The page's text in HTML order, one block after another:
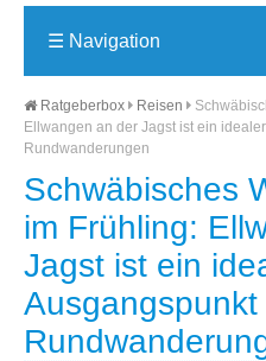
☰ Navigation
Ratgeberbox Reisen
Ellwangen an der Jagst ist ein
Rundwanderungen
Schwäbisches
im Frühling:
Jagst ist ein
Ausgangspunkt